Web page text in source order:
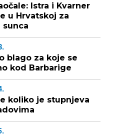
Istra i Kvarner
u Hrvatskoj za
blago za koje se
kod Barbarige
koliko je stupnjeva